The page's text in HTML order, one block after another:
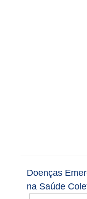
Doenças
na Saúde